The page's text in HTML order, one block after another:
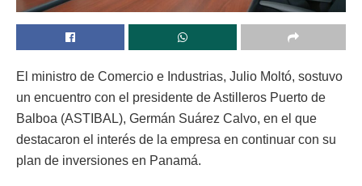
El ministro de Comercio e Industrias, Julio Moltó, sostuvo
un encuentro con el presidente de Astilleros Puerto de
Balboa (ASTIBAL), Germán Suárez Calvo, en el que
destacaron el interés de la empresa en continuar con su
plan de inversiones en Panamá.